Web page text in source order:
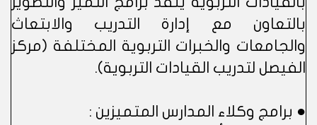
بالتعاون مع إدارة التدريب والابتعاث
والجامعات والخبرات التربوية المختلفة (مركز
الفيصل لتدريب القيادات التربوية).
● برامج وكلاء المدارس المتميزين :